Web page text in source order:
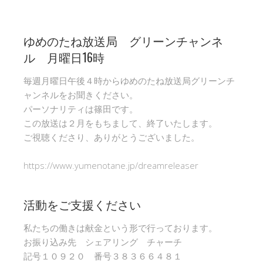
ゆめのたね放送局 グリーンチャンネ
ル 月曜日16時
毎週月曜日午後４時からゆめのたね放送局グリーンチ
ャンネルをお聞きください。
パーソナリティは篠田です。
この放送は２月をもちまして、終了いたします。
ご視聴くださり、ありがとうございました。
https://www.yumenotane.jp/dreamreleaser
活動をご支援ください
私たちの働きは献金という形で行っております。
お振り込み先 シェアリング チャーチ
記号１０９２０ 番号３８３６６４８１